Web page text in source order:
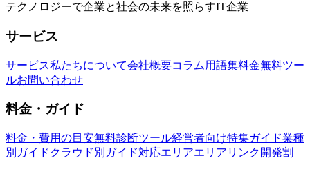
テクノロジーで企業と社会の未来を照らすIT企業
サービス
サービス私たちについて会社概要コラム 用語集料金無料ツー
ルお問い合わせ
料金・ガイド
料金・費用の目安無料診断ツール経営者向け特集ガイド業種
別ガイド クラウド別ガイド対応エリアエリアリンク開発割